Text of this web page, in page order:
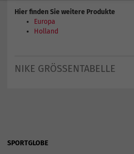
Hier finden Sie weitere Produkte
Europa
Holland
NIKE GRÖSSENTABELLE
SPORTGLOBE